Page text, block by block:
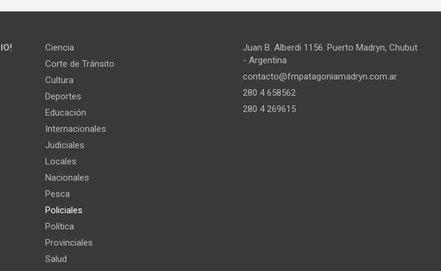
Ciencia
Corte de Tránsito
Cultura
Deportes
Educación
Internacionales
Judiciales
Locales
Nacionales
Pesca
Policiales
Política
Provinciales
Salud
Juan B. Alberdi 1156. Puerto Madryn, Chubut
- Argentina
contacto@fmpatagoniamadryn.com.ar
280 4 658562
280 4 269615